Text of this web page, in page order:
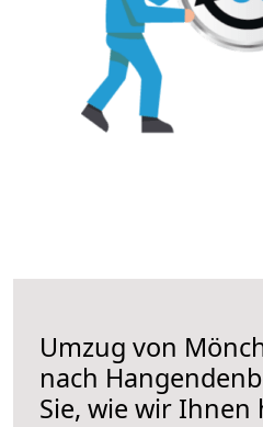
Umzug von
nach
Sie, wie wir